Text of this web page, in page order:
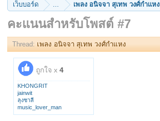
เว็บบอร์ด ... เพลง อนิจจา สุเทพ วงศ์กำแหง
คะแนนสำหรับโพสต์ #7
Thread: เพลง อนิจจา สุเทพ วงศ์กำแหง
ถูกใจ x 4
KHONGRIT
jainwit
ลุงชาลี
music_lover_man